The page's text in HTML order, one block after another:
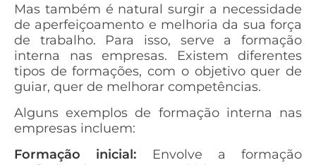
Mas também é natural surgir a necessidade
de aperfeiçoamento e melhoria da sua força
de trabalho. Para isso, serve a formação
interna nas empresas. Existem diferentes
tipos de formações, com o objetivo quer de
guiar, quer de melhorar competências.
Alguns exemplos de formação interna nas
empresas incluem:
Formação inicial: Envolve a formação